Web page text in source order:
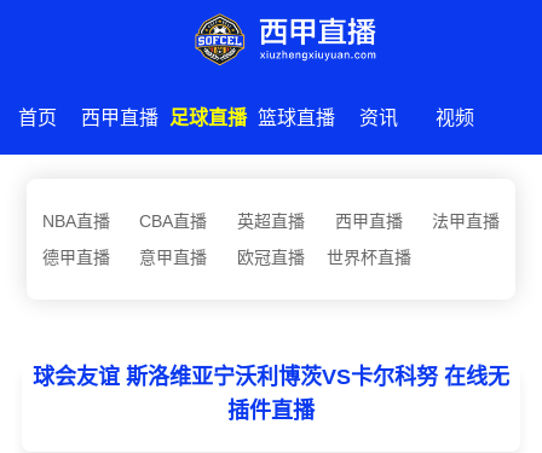
首页 西甲直播 足球直播 篮球直播 资讯 视频
NBA直播 CBA直播 英超直播 西甲直播
法甲直播
德甲直播
意甲直播 欧冠直播 世界杯直播
球会友谊 斯洛维亚宁沃利博茨VS卡尔科努 在线无
插件直播